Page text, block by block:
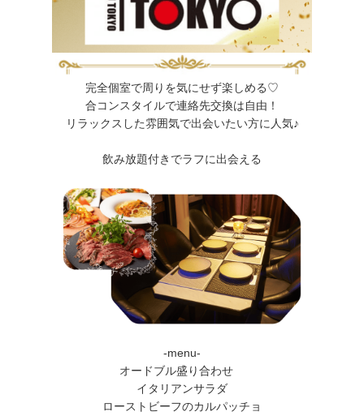
完全個室で周りを気にせず楽しめる♡
合コンスタイルで連絡先交換は自由！
リラックスした雰囲気で出会いたい方に人気♪
飲み放題付きでラフに出会える
-menu-
オードブル盛り合わせ
イタリアンサラダ
ローストビーフのカルパッチョ